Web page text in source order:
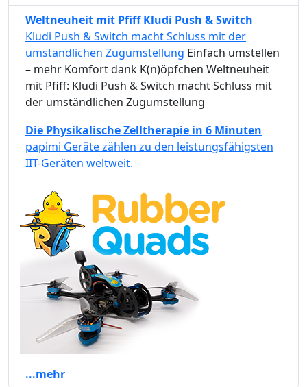
Weltneuheit mit Pfiff Kludi Push & Switch
Kludi Push & Switch macht Schluss mit der
umständlichen Zugumstellung Einfach umstellen
– mehr Komfort dank K(n)öpfchen Weltneuheit
mit Pfiff: Kludi Push & Switch macht Schluss mit
der umständlichen Zugumstellung
Die Physikalische Zelltherapie in 6 Minuten
papimi Geräte zählen zu den leistungsfähigsten
IIT-Geräten weltweit.
...mehr